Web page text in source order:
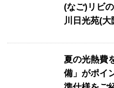
(なご)リビ
川日光苑(
夏の光熱費
備」がポイ